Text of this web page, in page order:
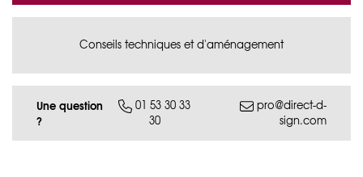
Conseils techniques et d'aménagement
Une question
?
01 53 30 33
30
pro@direct-d-
sign.com